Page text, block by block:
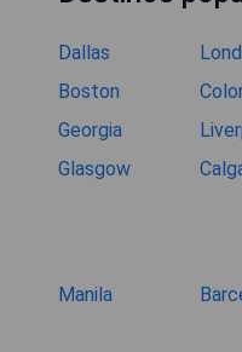
Dallas
Boston
Georgia
Glasgow
Manila